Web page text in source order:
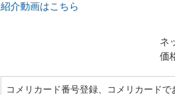
紹介動画はこちら
ネ
価
コメリカード番号登録、コメリカードで